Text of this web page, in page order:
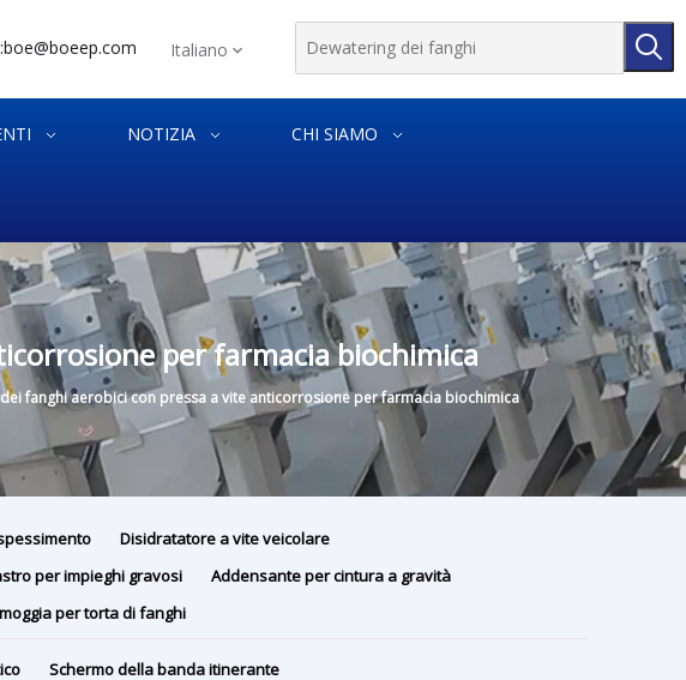
boe@boeep.com Italiano
NOTIZIA CHI SIAMO
per farmacia biochimica
fanghi aerobici con pressa a vite anticorrosione per farmacia biochimica
Disidratatore a vite veicolare
per impieghi gravosi
Addensante per cintura a gravità
per torta di fanghi
Schermo della banda itinerante